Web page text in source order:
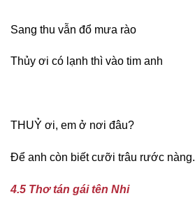
Sang thu vẫn đổ mưa rào
Thủy ơi có lạnh thì vào tim anh
THUỶ ơi, em ở nơi đâu?
Để anh còn biết cưỡi trâu rước nàng.
4.5 Thơ tán gái tên Nhi